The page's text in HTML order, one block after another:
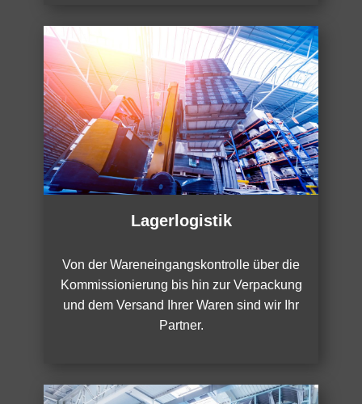
Lagerlogistik
Von der Wareneingangskontrolle über die
Kommissionierung bis hin zur Verpackung
und dem Versand Ihrer Waren sind wir Ihr
Partner.